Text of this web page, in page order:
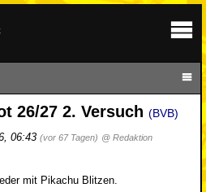
26/27 2. Versuch (BVB)
06:43 (vor 67 Tagen) @ Redaktion
mit Pikachu Blitzen.